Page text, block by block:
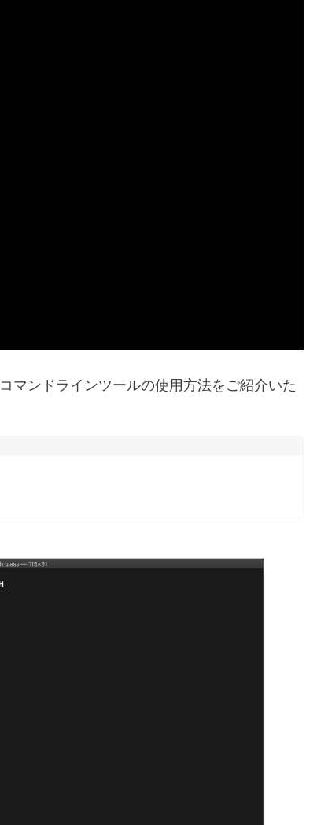
コマンドラインツールの使用方法をご紹介いた